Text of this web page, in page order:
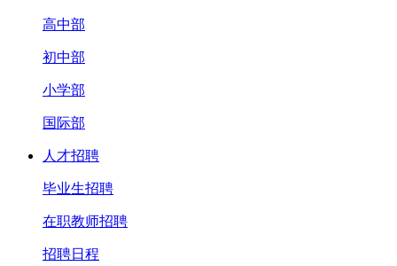
高中部
初中部
小学部
国际部
人才招聘
毕业生招聘
在职教师招聘
招聘日程